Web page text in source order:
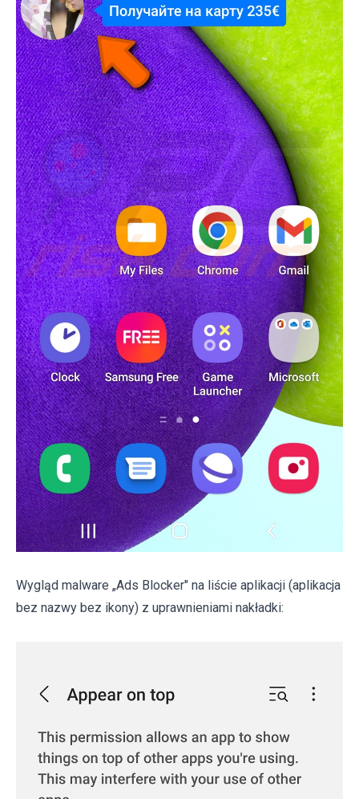
Wygląd malware „Ads Blocker" na liście aplikacji (aplikacja
bez nazwy bez ikony) z uprawnieniami nakładki: